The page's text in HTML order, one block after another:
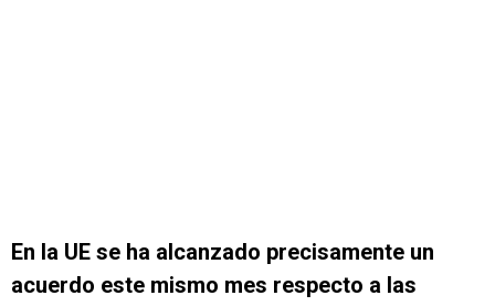
En la UE se ha alcanzado precisamente un
acuerdo este mismo mes respecto a las